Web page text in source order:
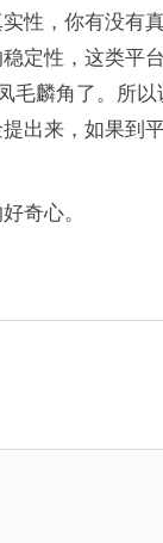
性，你有没有
定性，这类平
毛麟角了。所
出来，如果到
奇心。